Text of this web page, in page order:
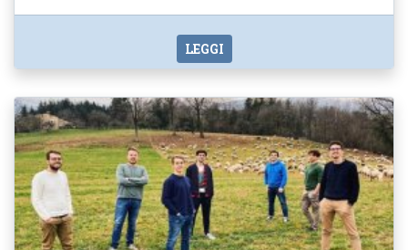
LEGGI